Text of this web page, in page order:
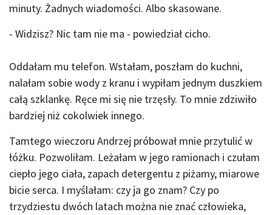
minuty. Żadnych wiadomości. Albo skasowane.
- Widzisz? Nic tam nie ma - powiedział cicho.
Oddałam mu telefon. Wstałam, poszłam do kuchni,
nalałam sobie wody z kranu i wypiłam jednym duszkiem
całą szklankę. Ręce mi się nie trzęsły. To mnie zdziwiło
bardziej niż cokolwiek innego.
Tamtego wieczoru Andrzej próbował mnie przytulić w
łóżku. Pozwoliłam. Leżałam w jego ramionach i czułam
ciepło jego ciała, zapach detergentu z piżamy, miarowe
bicie serca. I myślałam: czy ja go znam? Czy po
trzydziestu dwóch latach można nie znać człowieka,